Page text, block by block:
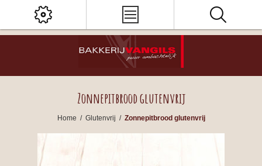
Zonnepitbrood glutenvrij
Home / Glutenvrij / Zonnepitbrood glutenvrij